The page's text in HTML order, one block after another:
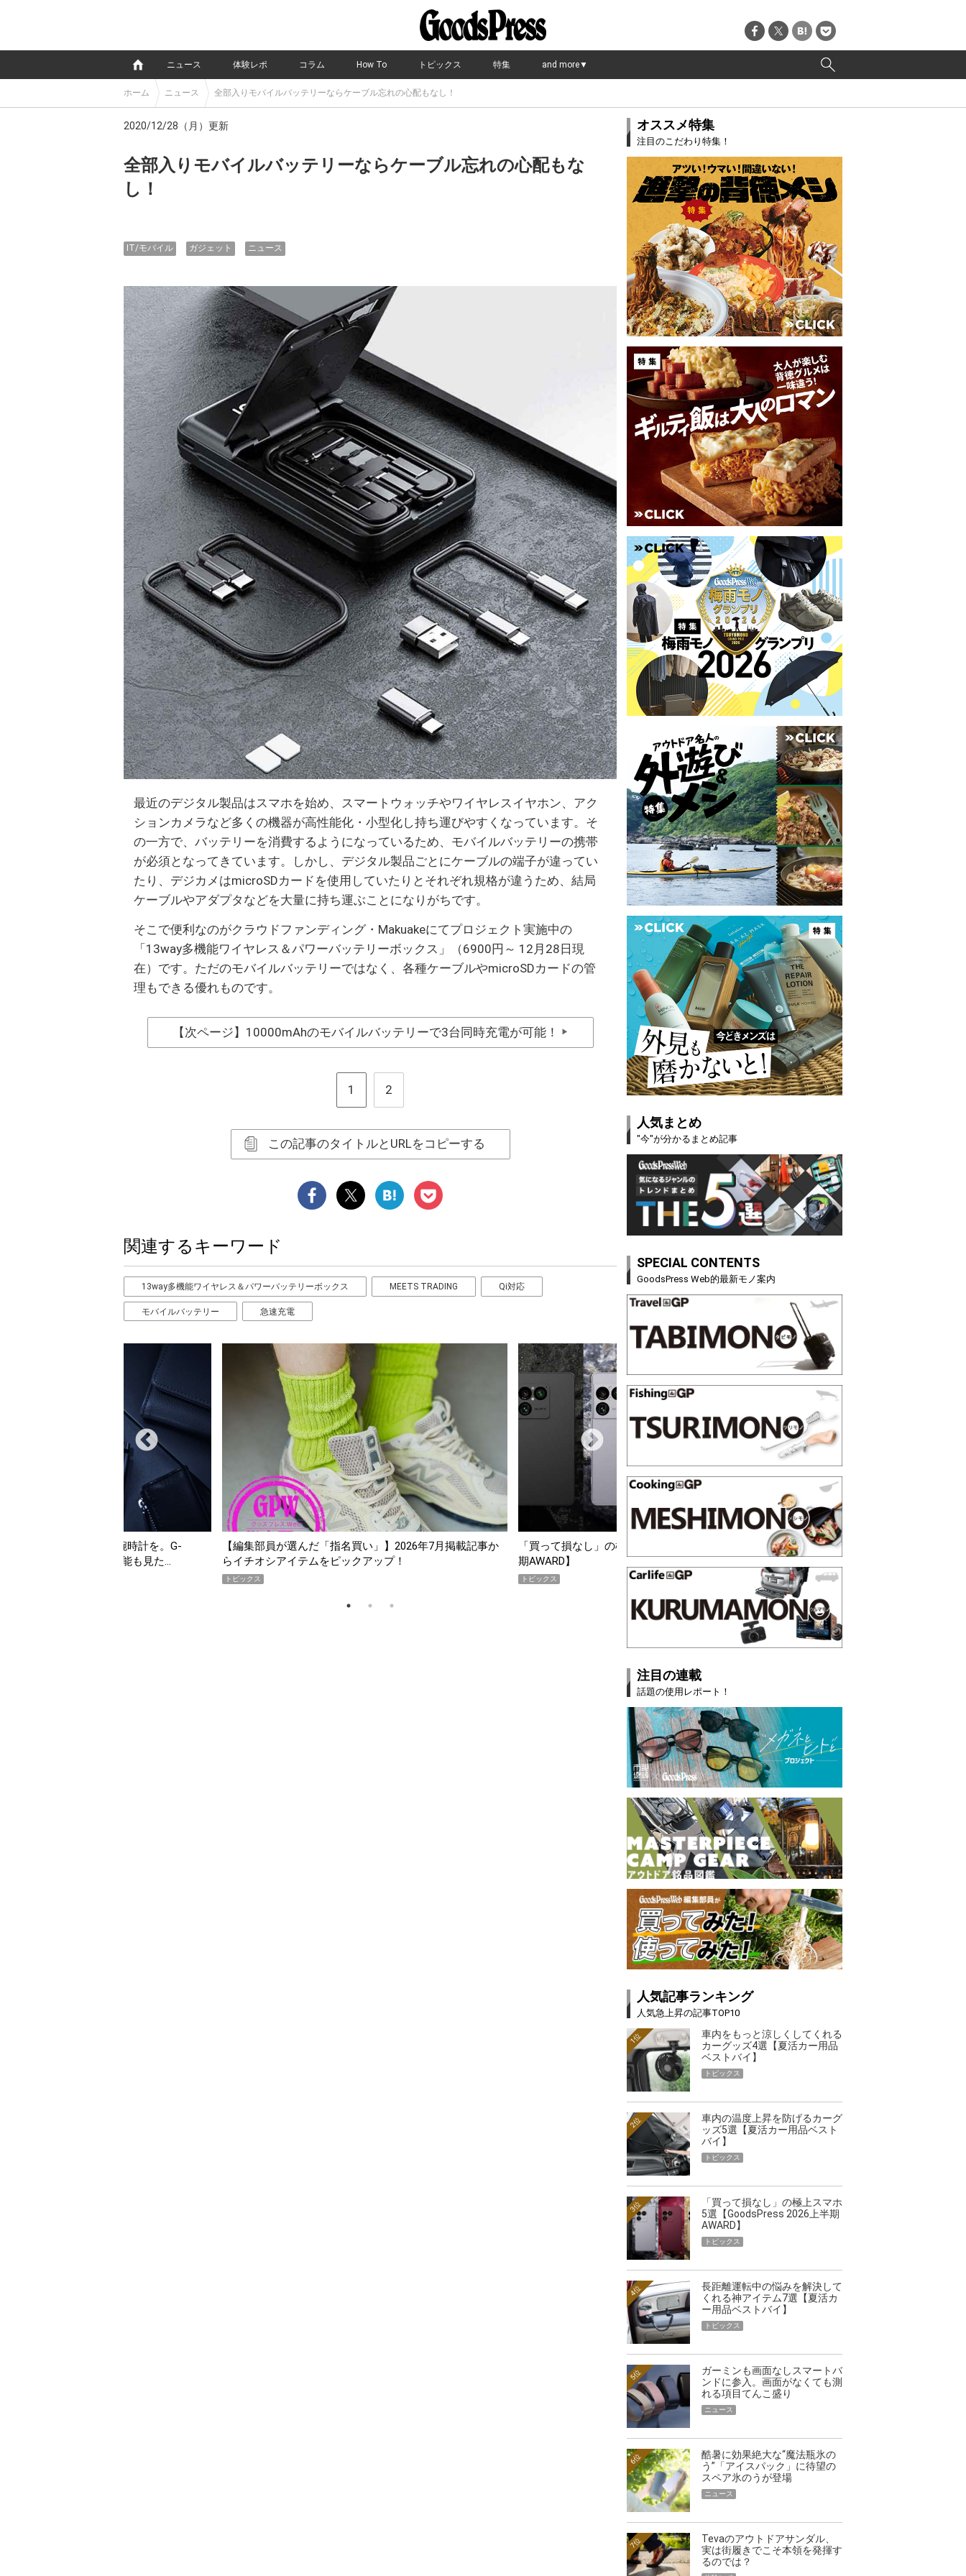
ニュース 体験レポ コラム How To トピックス 特集 and more▼
ホーム ニュース 全部入りモバイルバッテリーならケーブル忘れの心配もなし！
2020/12/28（月）更新
全部入りモバイルバッテリーならケーブル忘れの心配もな
し！
IT/モバイル ガジェット ニュース
最近のデジタル製品はスマホを始め、スマートウォッチやワイヤレスイヤホン、アク
ションカメラなど多くの機器が高性能化・小型化し持ち運びやすくなっています。そ
の一方で、バッテリーを消費するようになっているため、モバイルバッテリーの携帯
が必須となってきています。しかし、デジタル製品ごとにケーブルの端子が違ってい
たり、デジカメはmicroSDカードを使用していたりとそれぞれ規格が違うため、結局
ケーブルやアダプタなどを大量に持ち運ぶことになりがちです。
そこで便利なのがクラウドファンディング・Makuakeにてプロジェクト実施中の
「13way多機能ワイヤレス＆パワーバッテリーボックス」（6900円～ 12月28日現
在）です。ただのモバイルバッテリーではなく、各種ケーブルやmicroSDカードの管
理もできる優れものです。
【次ページ】10000mAhのモバイルバッテリーで3台同時充電が可能！ ▶
1 2
この記事のタイトルとURLをコピーする
関連するキーワード
13way多機能ワイヤレス＆パワーバッテリーボックス MEETS TRADING Qi対応
モバイルバッテリー 急速充電
【編集部員が選んだ「指名買い」】2026年7月掲載記事か
らイチオシアイテムをピックアップ！
「買って損なし」の極上スマホ5選【GoodsPress 2026上半
期AWARD】
薄着になる季節の夏こそ“映える”タフな腕時計を。G-
PR
オススメ特集
注目のこだわり特集！
人気まとめ
"今"が分かるまとめ記事
SPECIAL CONTENTS
GoodsPress Web的最新モノ案内
注目の連載
話題の使用レポート！
人気記事ランキング
人気急上昇の記事TOP10
車内をもっと涼しくしてくれる
カーグッズ4選【夏活カー用品
ベストバイ】
1位
トピックス
車内の温度上昇を防げるカーグ
ッズ5選【夏活カー用品ベスト
バイ】
2位
トピックス
「買って損なし」の極上スマホ
5選【GoodsPress 2026上半期
AWARD】
3位
トピックス
長距離運転中の悩みを解決して
くれる神アイテム7選【夏活カ
ー用品ベストバイ】
4位
トピックス
ガーミンも画面なしスマートバ
ンドに参入。画面がなくても測
れる項目てんこ盛り
5位
ニュース
酷暑に効果絶大な“魔法瓶氷の
う”「アイスパック」に待望の
スペア氷のうが登場
6位
ニュース
Tevaのアウトドアサンダル、
実は街履きでこそ本領を発揮す
るのでは？
7位